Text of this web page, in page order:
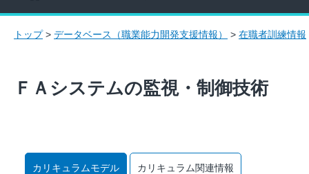
トップ> データベース（職業能力開発支援情報） > 在職者訓練情報
ＦＡシステムの監視・制御技術
カリキュラムモデル カリキュラム関連情報